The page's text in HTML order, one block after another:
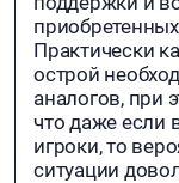
Практически
острой
аналогов, при
что даже если
игроки, то
ситуации